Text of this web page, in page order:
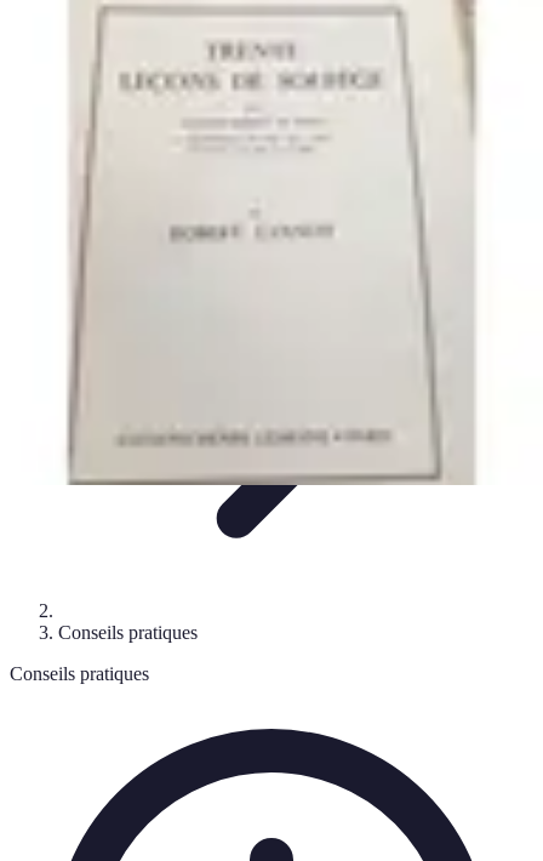
Accompagnement Funéraire
Accompagnement FunéraireChoix de l'accompagnement
Conseils Pratiques Évaluation des Services
Accompagnement Funéraire
Conseils pratiques
Conseils pratiques